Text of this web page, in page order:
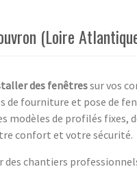
(Loire
des fenêtressur vos
de fourniture et pose de
modèles de profilés fixes,
confort et votre sécurité.
des chantiers